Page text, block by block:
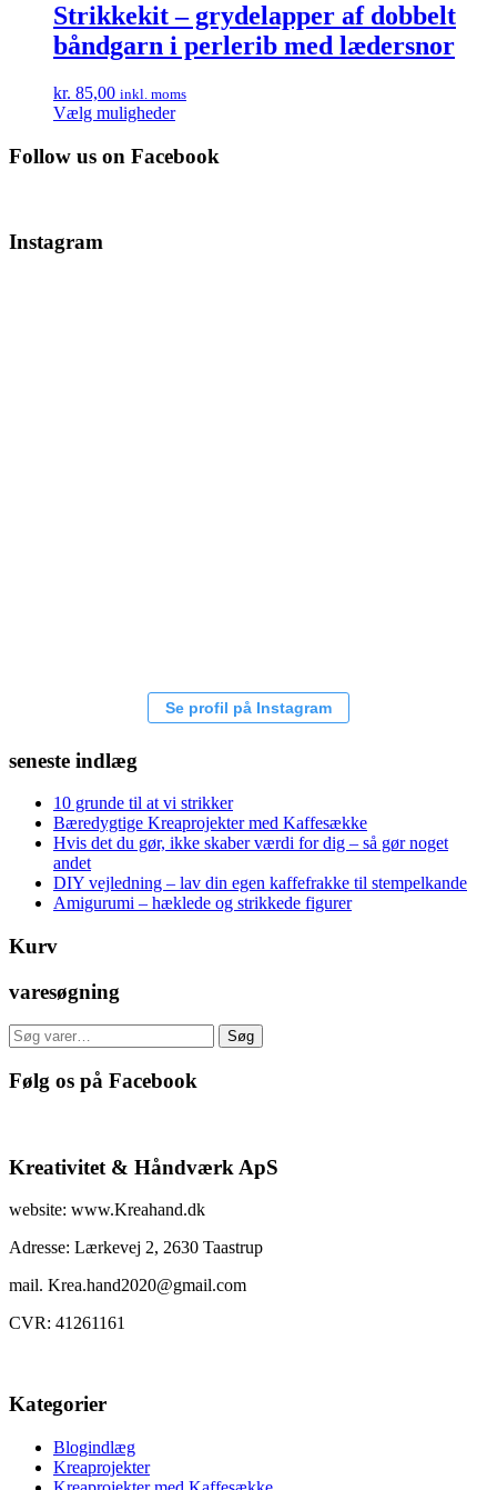
varianter.
Mulighederne
på
varesiden
Strikkekit – grydelapper af dobbelt
båndgarn i perlerib med lædersnor
kr. 85,00 inkl. moms
Vælg mulighederDette
har
Follow us on Facebook
Instagram
Se profil på Instagram
seneste indlæg
10 grunde til at vi strikker
Bæredygtige Kreaprojekter med Kaffesække
Hvis det du gør, ikke skaber værdi for dig – så gør noget
andet
DIY vejledning – lav din egen kaffefrakke til stempelkande
Amigurumi – hæklede og strikkede figurer
Kurv
varesøgning
Søg
efter:
Søg
Følg os på Facebook
Kreativitet & Håndværk ApS
website: www.Kreahand.dk
Adresse: Lærkevej 2, 2630 Taastrup
mail. Krea.hand2020@gmail.com
CVR: 41261161
Kategorier
Blogindlæg
Kreaprojekter